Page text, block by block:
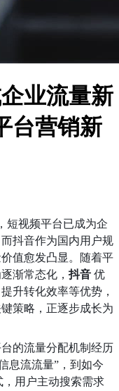
业流量新
台营销新
短视频平台已成为企
抖音作为国内用户规
值愈发凸显。随着平
渐常态化， 抖音 优
升转化效率等优势，
策略，正逐步成长为
的流量分配机制经历
息流流量”，到如今
，用户主动搜索需求